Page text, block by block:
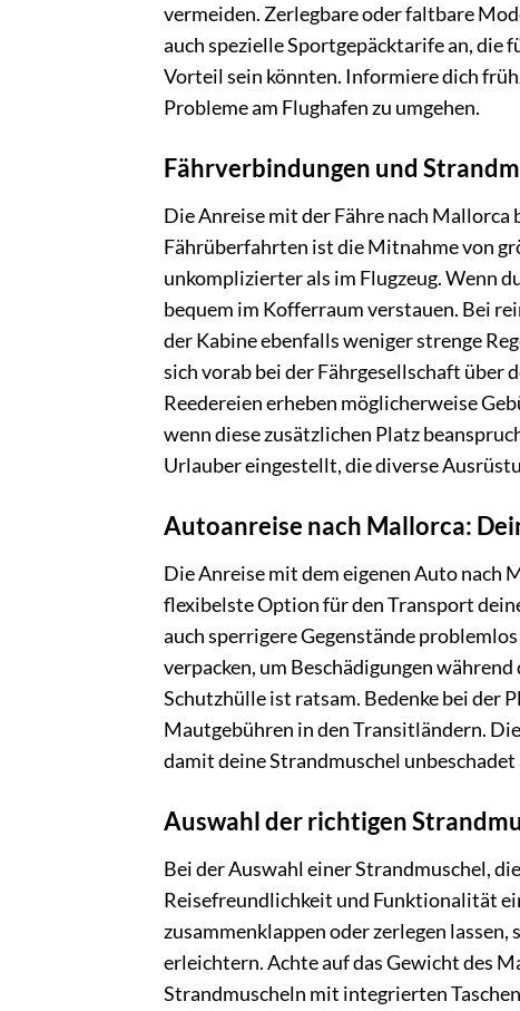
vermeiden. Zerlegbare oder faltbare
auch spezielle Sportgepäcktarife an, die
Vorteil sein könnten. Informiere dich
Probleme am Flughafen zu umgehen.
Fährverbindungen und
Die Anreise mit der Fähre nach
Fährüberfahrten ist die Mitnahme von
unkomplizierter als im Flugzeug. Wenn
bequem im Kofferraum verstauen. Bei
der Kabine ebenfalls weniger strenge
sich vorab bei der Fährgesellschaft
Reedereien erheben möglicherweise
wenn diese zusätzlichen Platz
Urlauber eingestellt, die diverse
Autoanreise nach Mallorca:
Die Anreise mit dem eigenen Auto nach
flexibelste Option für den Transport
auch sperrigere Gegenstände
verpacken, um Beschädigungen
Schutzhülle ist ratsam. Bedenke bei der
Mautgebühren in den Transitländern.
damit deine Strandmuschel
Auswahl der richtigen
Bei der Auswahl einer Strandmuschel,
Reisefreundlichkeit und Funktionalität
zusammenklappen oder zerlegen
erleichtern. Achte auf das Gewicht des
Strandmuscheln mit integrierten